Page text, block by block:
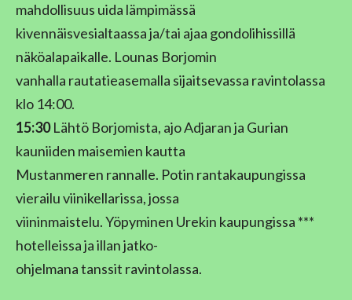
mahdollisuus uida lämpimässä
kivennäisvesialtaassa ja/tai ajaa gondolihissillä
näköalapaikalle. Lounas Borjomin
vanhalla rautatieasemalla sijaitsevassa ravintolassa
klo 14:00.
15:30Lähtö Borjomista, ajo Adjaran ja Gurian
kauniiden maisemien kautta
Mustanmeren rannalle. Potin rantakaupungissa
vierailu viinikellarissa, jossa
viininmaistelu. Yöpyminen Urekin kaupungissa ***
hotelleissa ja illan jatko-
ohjelmana tanssit ravintolassa.